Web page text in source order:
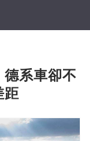
德系車卻不
距